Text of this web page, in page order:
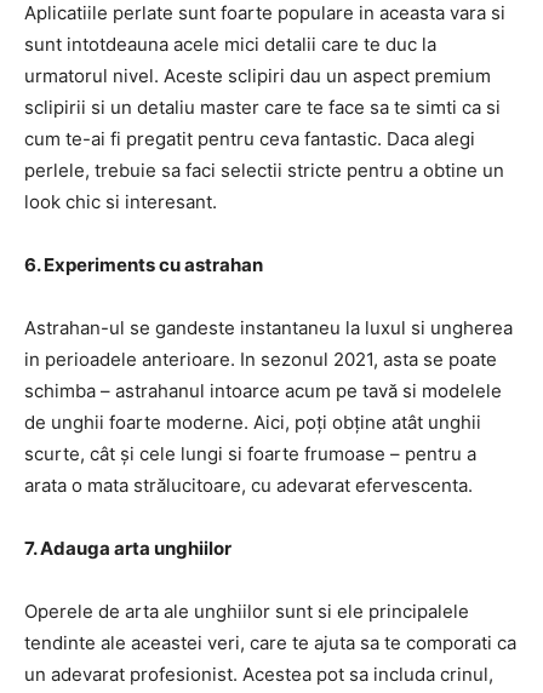
Aplicatiile perlate sunt foarte populare in aceasta vara si
sunt intotdeauna acele mici detalii care te duc la
urmatorul nivel. Aceste sclipiri dau un aspect premium
sclipirii si un detaliu master care te face sa te simti ca si
cum te-ai fi pregatit pentru ceva fantastic. Daca alegi
perlele, trebuie sa faci selectii stricte pentru a obtine un
look chic si interesant.
6. Experiments cu astrahan
Astrahan-ul se gandeste instantaneu la luxul si ungherea
in perioadele anterioare. In sezonul 2021, asta se poate
schimba – astrahanul intoarce acum pe tavă si modelele
de unghii foarte moderne. Aici, poți obține atât unghii
scurte, cât și cele lungi si foarte frumoase – pentru a
arata o mata strălucitoare, cu adevarat efervescenta.
7. Adauga arta unghiilor
Operele de arta ale unghiilor sunt si ele principalele
tendinte ale aceastei veri, care te ajuta sa te comporati ca
un adevarat profesionist. Acestea pot sa includa crinul,